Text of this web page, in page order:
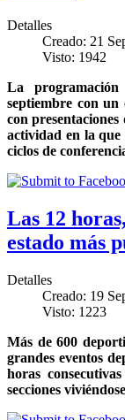
Detalles
Creado: 21
Visto: 1942
La
septiembre con
con
actividad en la que
ciclos de
Las 12
estado más
Detalles
Creado: 19
Visto: 1223
Más de 600
grandes eventos
horas
secciones